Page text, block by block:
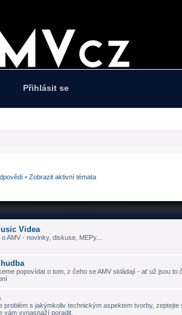
Přihlásit se
• Zobrazit aktivní témata
Videa
AMV - novinky, diskuse, MEPy...
popovídat o tom, z čeho se AMV skládají - ať už jsou to
problém s jakýmkoliv technickým aspektem tvorby, zeptejte
vám vynasnaží poradit.